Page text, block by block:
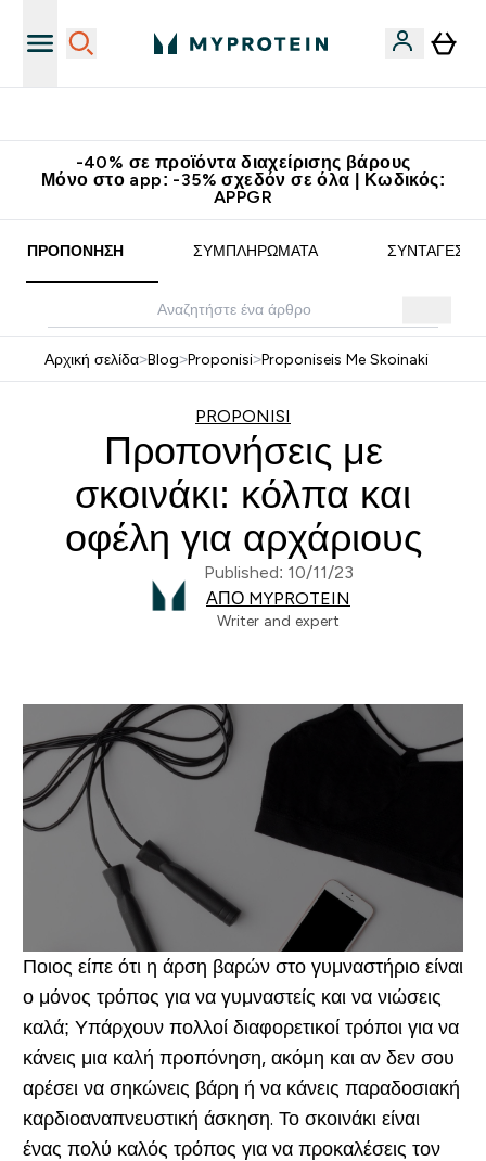
-40% σε προϊόντα διαχείρισης βάρους
Μόνο στο app: -35% σχεδόν σε όλα | Κωδικός:
APPGR
ΠΡΟΠΌΝΗΣΗ ΣΥΜΠΛΗΡΏΜΑΤΑ ΣΥΝΤΑΓΈΣ
Αρχική σελίδα>Blog>Proponisi>Proponiseis Me Skoinaki
PROPONISI
Προπονήσεις με
σκοινάκι: κόλπα και
οφέλη για αρχάριους
Published: 10/11/23
ΑΠΌ MYPROTEIN
Writer and expert
Ποιος είπε ότι η άρση βαρών στο γυμναστήριο είναι
ο μόνος τρόπος για να γυμναστείς και να νιώσεις
καλά; Υπάρχουν πολλοί διαφορετικοί τρόποι για να
κάνεις μια καλή προπόνηση, ακόμη και αν δεν σου
αρέσει να σηκώνεις βάρη ή να κάνεις παραδοσιακή
καρδιοαναπνευστική άσκηση. Το σκοινάκι είναι
ένας πολύ καλός τρόπος για να προκαλέσεις τον